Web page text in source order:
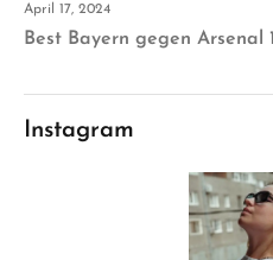
April 17, 2024
Best Bayern gegen Arsenal 1
Instagram